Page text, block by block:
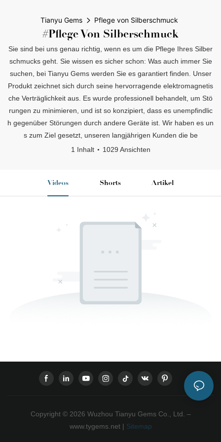
Tianyu Gems Pflege von Silberschmuck
#Pflege Von Silberschmuck
Sie sind bei uns genau richtig, wenn es um die Pflege Ihres Silber
schmucks geht. Sie wissen es sicher schon: Was auch immer Sie
suchen, bei Tianyu Gems werden Sie es garantiert finden. Unser
Produkt zeichnet sich durch seine hervorragende elektromagnetis
che Verträglichkeit aus. Es wurde professionell behandelt, um Stö
rungen zu minimieren, und ist so konzipiert, dass es unempfindlic
h gegenüber Störungen durch andere Geräte ist. Wir haben es un
s zum Ziel gesetzt, unseren langjährigen Kunden die be
1 Inhalt
1029 Ansichten
Videos Shorts Artikel
Copyright © 2026 Wuzhou Tianyu Gems Co., Ltd. –
www.tygems.net | Sitemap